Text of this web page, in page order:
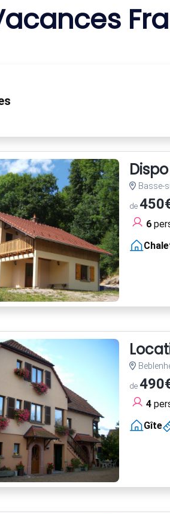
Basse-
de
6
de
4
Gîte